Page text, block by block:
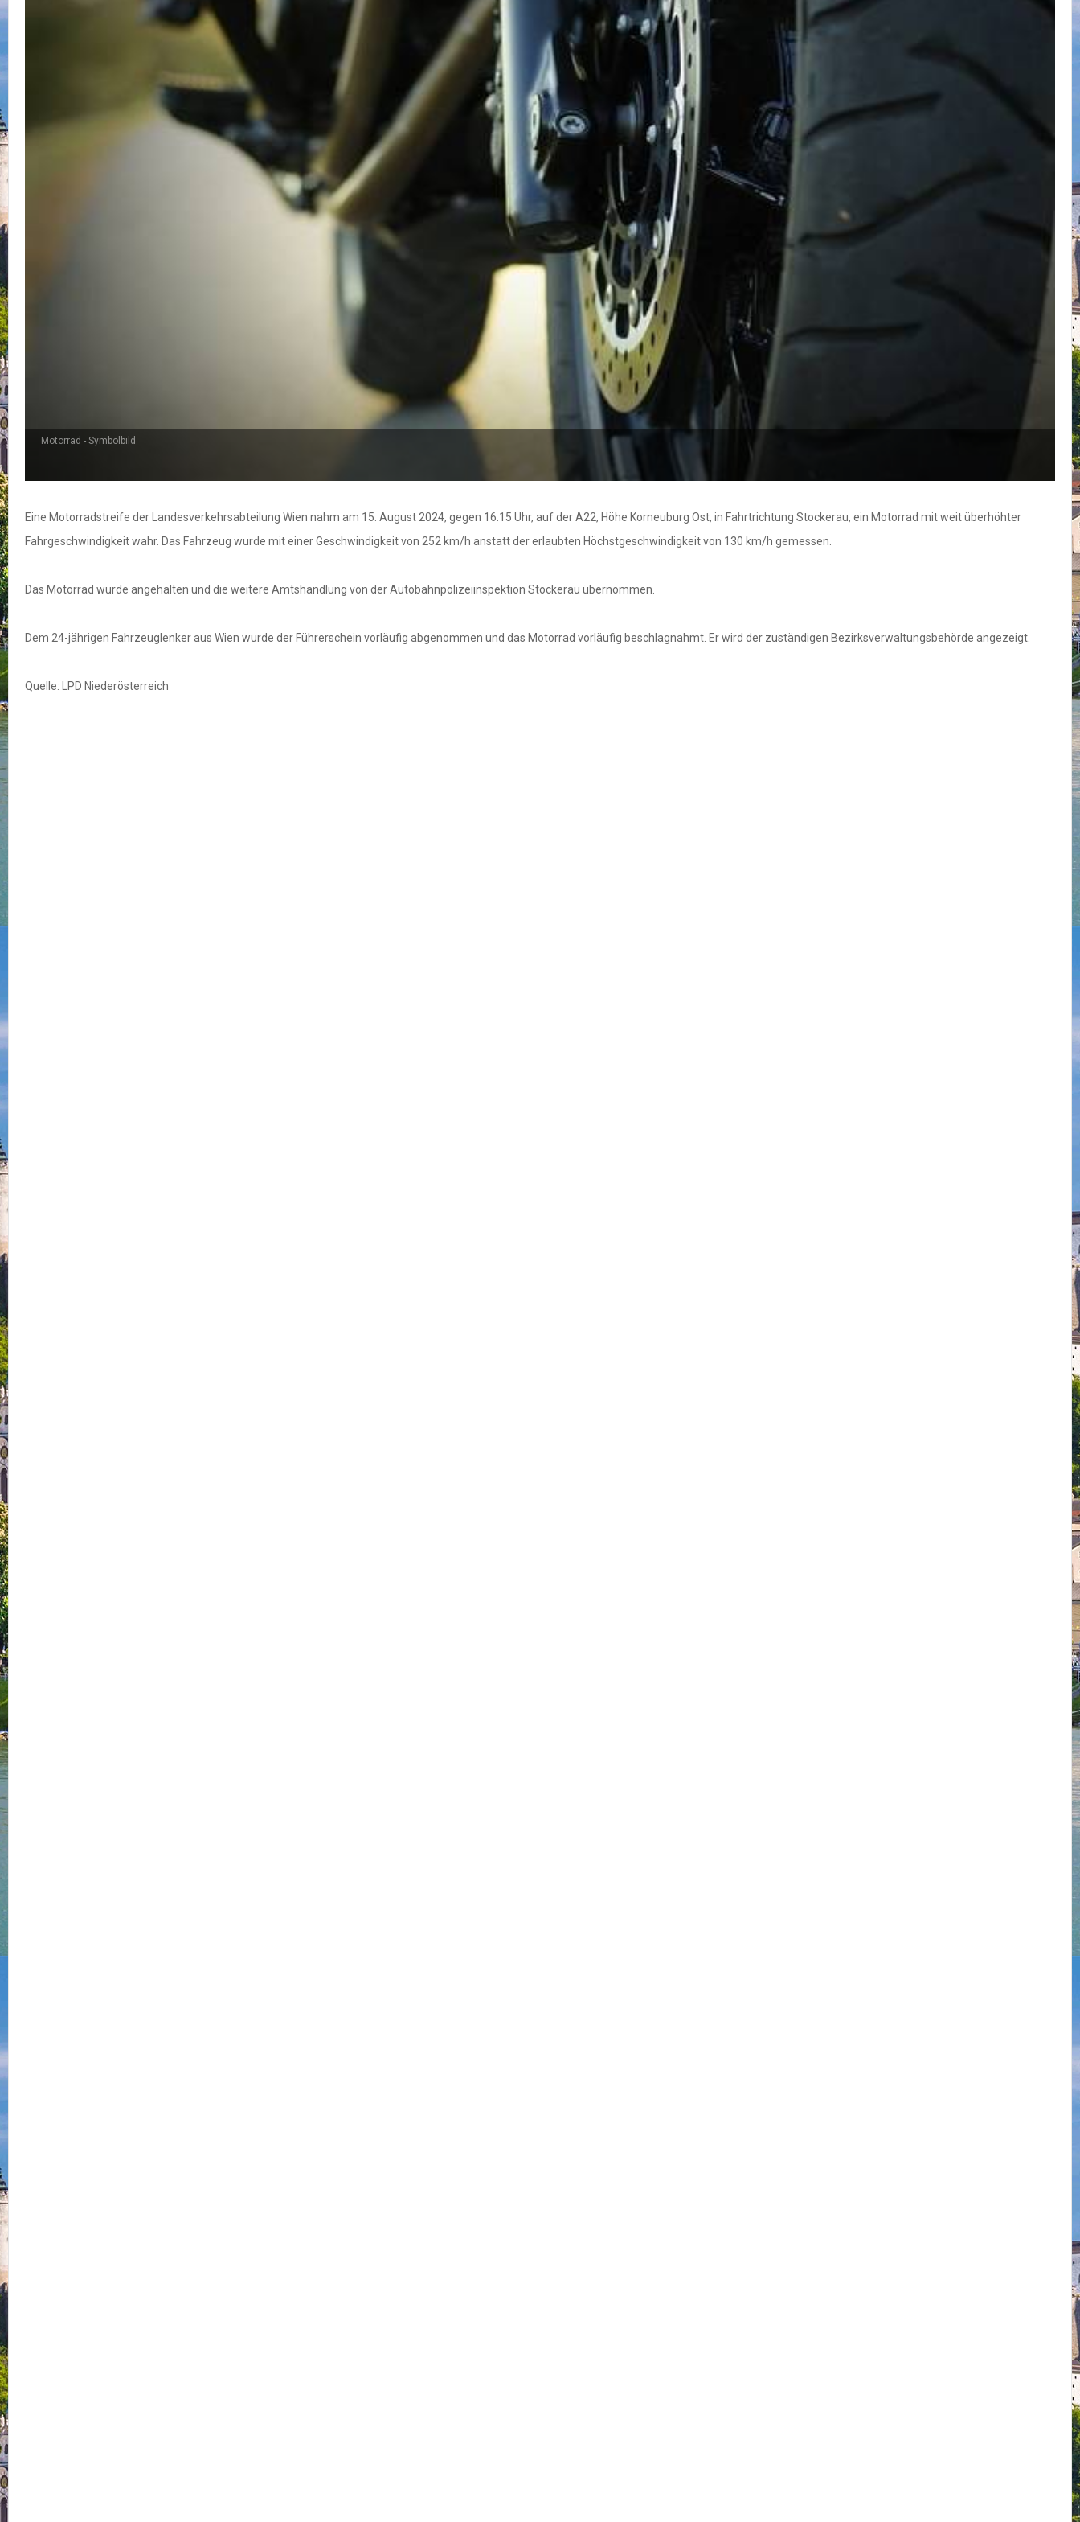
Motorrad - Symbolbild
Eine Motorradstreife der Landesverkehrsabteilung Wien nahm am 15. August 2024, gegen 16.15 Uhr, auf der A22, Höhe Korneuburg Ost, in Fahrtrichtung Stockerau, ein Motorrad mit weit überhöhter
Fahrgeschwindigkeit wahr. Das Fahrzeug wurde mit einer Geschwindigkeit von 252 km/h anstatt der erlaubten Höchstgeschwindigkeit von 130 km/h gemessen.
Das Motorrad wurde angehalten und die weitere Amtshandlung von der Autobahnpolizeiinspektion Stockerau übernommen.
Dem 24-jährigen Fahrzeuglenker aus Wien wurde der Führerschein vorläufig abgenommen und das Motorrad vorläufig beschlagnahmt. Er wird der zuständigen Bezirksverwaltungsbehörde angezeigt.
Quelle: LPD Niederösterreich